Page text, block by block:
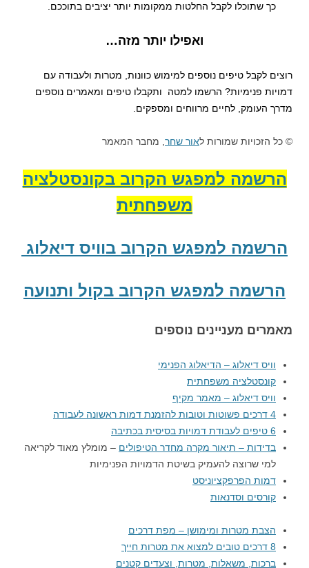
כך שתוכלו לקבל החלטות ממקומות יותר יציבים בתוככם.
ואפילו יותר מזה…
רוצים לקבל טיפים נוספים למימוש כוונות, מטרות ולעבודה עם
דמויות פנימיות? הרשמו למטה
ותקבלו טיפים ומאמרים נוספים
מדרך העומק, לחיים מרווחים ומספקים.
© כל הזכויות שמורות לאור שחר , מחבר המאמר
הרשמה למפגש הקרוב בקונסטלציה
משפחתית
הרשמה למפגש הקרוב בוויס דיאלוג
הרשמה למפגש הקרוב בקול ותנועה
מאמרים מעניינים נוספים
וויס דיאלוג – הדיאלוג הפנימי
קונסטלציה משפחתית
וויס דיאלוג – מאמר מקיף
4 דרכים פשוטות וטובות להזמנת דמות ראשונה לעבודה
6 טיפים לעבודת דמויות בסיסית בכתיבה
בדידות – תיאור מקרה מחדר הטיפולים – מומלץ מאוד לקריאה
למי שרוצה להעמיק בשיטת הדמויות הפנימיות
דמות הפרפקציוניסט
קורסים וסדנאות
הצבת מטרות ומימושן – מפת דרכים
8 דרכים טובים למצוא את מטרות חייך
ברכות, משאלות, מטרות, וצעדים קטנים